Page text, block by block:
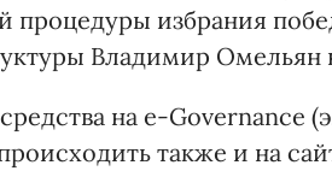
процедуры избрания
Владимир Омельян
на e-Governance
также и на